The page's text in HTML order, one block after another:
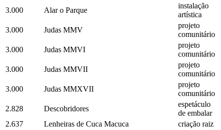
3.000
Alar o Parque
instalação
artística
3.000
Judas MMV
projeto
comunitário
3.000
Judas MMVI
projeto
comunitário
3.000
Judas MMVII
projeto
comunitário
3.000
Judas MMXVII
projeto
comunitário
2.828
Descobridores
espetáculo
de embalar
2.637
Lenheiras de Cuca Macuca
criação raiz